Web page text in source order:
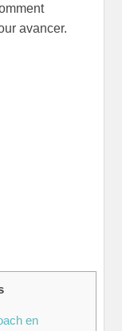
avancer.
en